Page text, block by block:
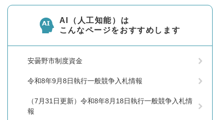
AI（人工知能）は
こんなページをおすすめします
安曇野市制度資金
令和8年9月8日執行一般競争入札情報
（7月31日更新）令和8年8月18日執行一般競争入札情
報